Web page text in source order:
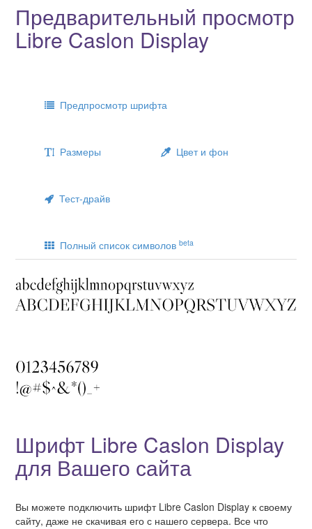
Предварительный просмотр
Libre Caslon Display
Предпросмотр шрифта
Размеры Цвет и фон
Тест-драйв
Полный список символов beta
Шрифт Libre Caslon Display
для Вашего сайта
Вы можете подключить шрифт Libre Caslon Display к своему
сайту, даже не скачивая его с нашего сервера. Все что